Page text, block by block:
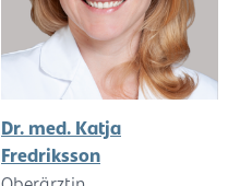
Dr. med. Katja
Fredriksson